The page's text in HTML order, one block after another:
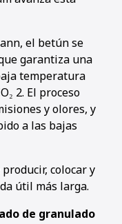
el betún se
garantiza una
temperatura
2. El proceso
y olores, y
a las bajas
colocar y
útil más larga.
de granulado